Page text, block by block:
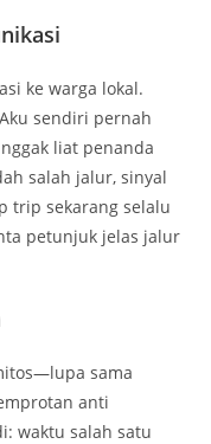
ke warga lokal.
sendiri pernah
liat penanda
salah jalur, sinyal
trip sekarang selalu
petunjuk jelas jalur
sama
anti
waktu salah satu